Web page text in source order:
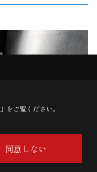
」をご覧ください。
同意しない